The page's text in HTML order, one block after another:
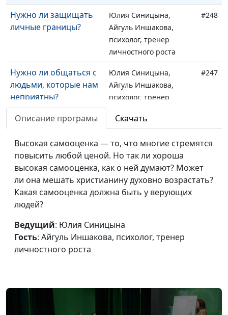
Нужно ли защищать
личные границы?
Юлия Синицына,
Айгуль Иншакова,
психолог, тренер
личностного роста
#248
Нужно ли общаться с
людьми, которые нам
неприятны?
Юлия Синицына,
Айгуль Иншакова,
психолог, тренер
#247
на духовность?
Юлия Синицына,
Айгуль Иншакова,
психолог, тренер
личностного роста
#246
Можно ли
христианину
обращаться к
психологу?
Юлия Синицына,
Айгуль Иншакова,
личностного роста
Что делать, если ешь
мало, а живот все
Мария Бородеева,
немедикаментозному
Описание програмы Скачать
Высокая самооценка — то, что многие стремятся
повысить любой ценой. Но так ли хороша
высокая самооценка, как о ней думают? Может
ли она мешать христианину духовно возрастать?
Какая самооценка должна быть у верующих
людей?
Ведущий: Юлия Синицына
Гость: Айгуль Иншакова, психолог, тренер
личностного роста